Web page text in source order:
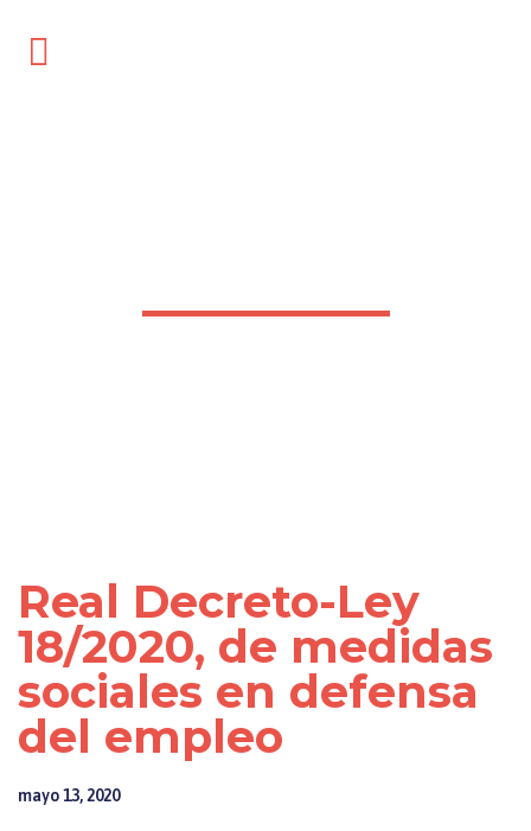
Real Decreto-Ley
18/2020, de medidas
sociales en defensa
del empleo
mayo 13, 2020